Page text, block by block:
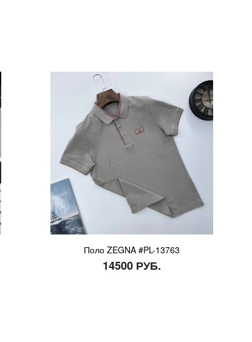
Поло ZEGNA #PL-13763
14500 РУБ.